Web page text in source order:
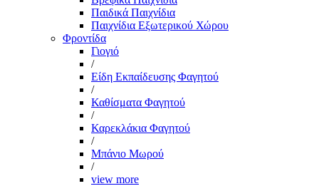
Παιδικά Παιχνίδια
Παιχνίδια Εξωτερικού Χώρου
Φροντίδα
Γιογιό
/
Είδη Εκπαίδευσης Φαγητού
/
Καθίσματα Φαγητού
/
Καρεκλάκια Φαγητού
/
Μπάνιο Μωρού
/
view more